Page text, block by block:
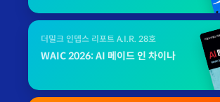
더밀크 인뎁스 리포트 A.I.R. 28호
WAIC 2026: AI 메이드 인 차이나